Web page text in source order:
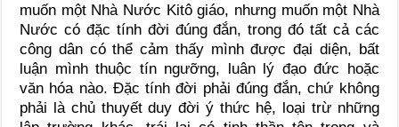
muốn một Nhà Nước Kitô giáo, nhưng muốn một Nhà
Nước có đặc tính đời đúng đắn, trong đó tất cả các
công dân có thể cảm thấy mình được đại diện, bất
luận mình thuộc tín ngưỡng, luân lý đạo đức hoặc
văn hóa nào. Đặc tính đời phải đúng đắn, chứ không
phải là chủ thuyết duy đời ý thức hệ, loại trừ những